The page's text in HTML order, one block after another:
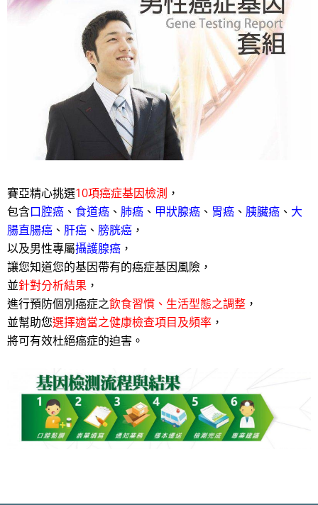
賽亞精心挑選10項癌症基因檢測 ，
包含口腔癌 、 食道癌 、 肺癌 、 甲狀腺癌 、 胃癌 、 胰臟癌 、 大
腸直腸癌 、 肝癌 、 膀胱癌 ，
以及男性專屬攝護腺癌 ，
讓您知道您的基因帶有的癌症基因風險，
並針對分析結果 ，
進行預防個別癌症之飲食習慣、生活型態之調整 ，
並幫助您選擇適當之健康檢查項目及頻率 ，
將可有效杜絕癌症的迫害。